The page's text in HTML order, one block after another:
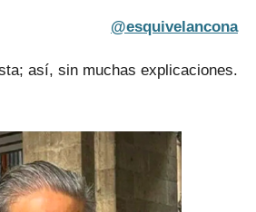
@esquivelancona
así, sin muchas explicaciones.